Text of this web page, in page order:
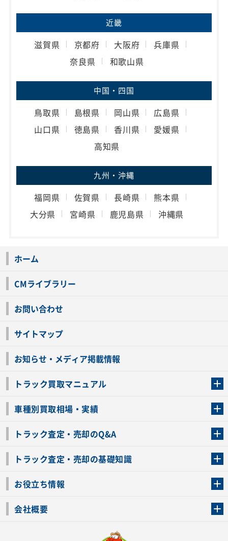
近畿
滋賀県 京都府 大阪府
兵庫県
奈良県
和歌山県
中国・四国
鳥取県 島根県 岡山県
広島県
山口県
徳島県 香川県
愛媛県
高知県
九州・沖縄
福岡県 佐賀県 長崎県
熊本県
大分県
宮崎県 鹿児島県 沖縄県
ホーム
CMライブラリー
お問い合わせ
サイトマップ
お知らせ・メディア掲載情報
トラック買取マニュアル
車種別買取相場・実績
トラック査定・売却のQ&A
トラック査定・売却の基礎知識
お役立ち情報
会社概要